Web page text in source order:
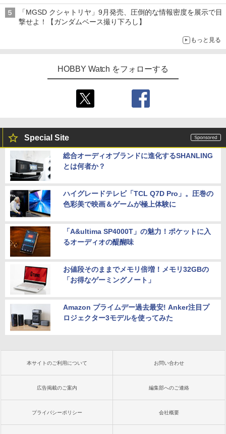
子どもが楽しめるかっぱ寿司ならではの体験とコラボの楽しさを
追求
「MGSD クシャトリヤ」9月発売、圧倒的な情報密度を展示で目
撃せよ！【ガンダムベース撮り下ろし】
もっと見る
HOBBY Watch をフォローする
Special Site
総合オーディオブランドに進化するSHANLING
とは何者か？
ハイグレードテレビ「TCL Q7D Pro」。圧巻の
色彩美で映画＆ゲームが極上体験に
「A&ultima SP4000T」の魅力！ポケットに入
るオーディオの醍醐味
お値段そのままでメモリ倍増！メモリ32GBの
「お得なゲーミングノート」
Amazon プライムデー過去最安! Anker注目プ
ロジェクター3モデルを使ってみた
本サイトのご利用について お問い合わせ
広告掲載のご案内 編集部へのご連絡
プライバシーポリシー 会社概要